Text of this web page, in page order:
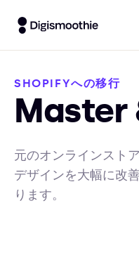
SHOPIFYへの移行
Master
元のオンラインスト
デザインを大幅に改
ります。